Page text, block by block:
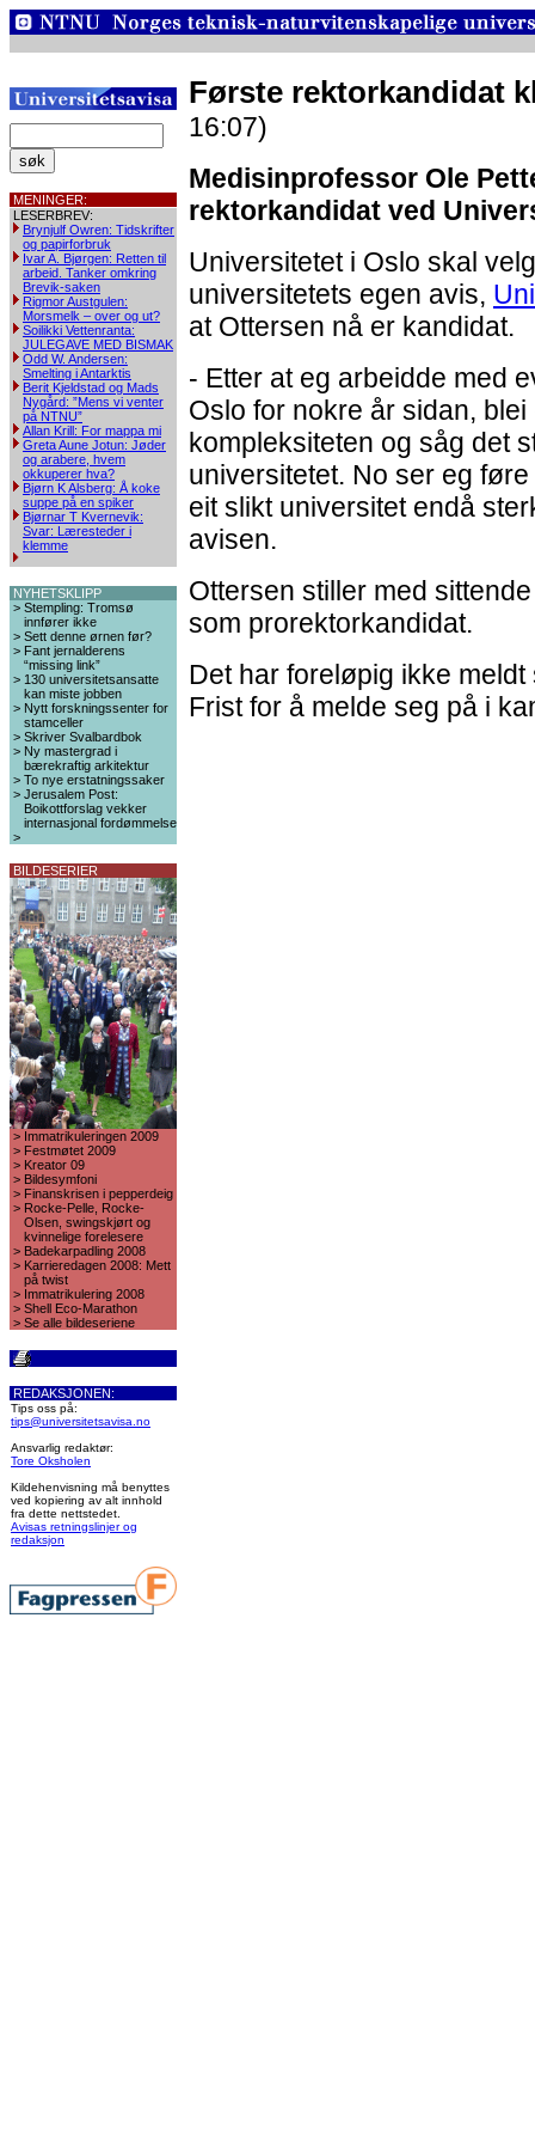
MENINGER:
LESERBREV:
Brynjulf Owren: Tidskrifter
og papirforbruk
Ivar A. Bjørgen: Retten til
arbeid. Tanker omkring
Brevik-saken
Rigmor Austgulen:
Morsmelk – over og ut?
Soilikki Vettenranta:
JULEGAVE MED BISMAK
Odd W. Andersen:
Smelting i Antarktis
Berit Kjeldstad og Mads
Nygård: ”Mens vi venter
på NTNU”
Allan Krill: For mappa mi
Greta Aune Jotun: Jøder
og arabere, hvem
okkuperer hva?
Bjørn K Alsberg: Å koke
suppe på en spiker
Bjørnar T Kvernevik:
Svar: Læresteder i
klemme
NYHETSKLIPP
> Stempling: Tromsø
innfører ikke
> Sett denne ørnen før?
> Fant jernalderens
“missing link”
> 130 universitetsansatte
kan miste jobben
> Nytt forskningssenter for
stamceller
> Skriver Svalbardbok
> Ny mastergrad i
bærekraftig arkitektur
> To nye erstatningssaker
> Jerusalem Post:
Boikottforslag vekker
internasjonal fordømmelse
>
BILDESERIER
> Immatrikuleringen 2009
> Festmøtet 2009
> Kreator 09
> Bildesymfoni
> Finanskrisen i pepperdeig
> Rocke-Pelle, Rocke-
Olsen, swingskjørt og
kvinnelige forelesere
> Badekarpadling 2008
> Karrieredagen 2008: Mett
på twist
> Immatrikulering 2008
> Shell Eco-Marathon
> Se alle bildeseriene
REDAKSJONEN:
Tips oss på:
tips@universitetsavisa.no
Ansvarlig redaktør:
Tore Oksholen
Kildehenvisning må benyttes
ved kopiering av alt innhold
fra dette nettstedet.
Avisas retningslinjer og
redaksjon
Første rektorkandidat
16:07)
Medisinprofessor Ole
rektorkandidat ved
Universitetet i Oslo skal
universitetets egen avis,
at Ottersen nå er kandidat.
- Etter at eg arbeidde med
Oslo for nokre år sidan,
kompleksiteten og såg det
universitetet. No ser eg
eit slikt universitet endå
avisen.
Ottersen stiller med
som prorektorkandidat.
Det har foreløpig ikke
Frist for å melde seg på i